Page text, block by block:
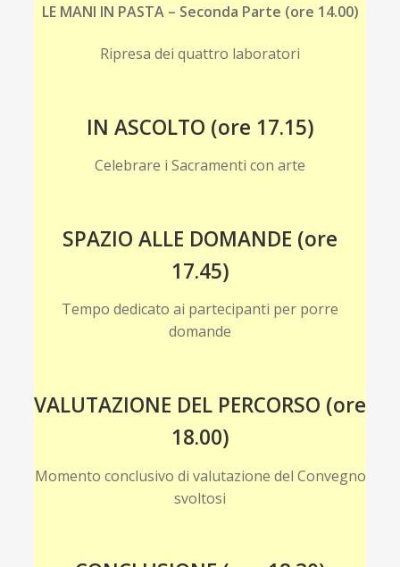
LE MANI IN PASTA – Seconda Parte (ore 14.00)
Ripresa dei quattro laboratori
IN ASCOLTO (ore 17.15)
Celebrare i Sacramenti con arte
SPAZIO ALLE DOMANDE (ore
17.45)
Tempo dedicato ai partecipanti per porre
domande
VALUTAZIONE DEL PERCORSO (ore
18.00)
Momento conclusivo di valutazione del Convegno
svoltosi